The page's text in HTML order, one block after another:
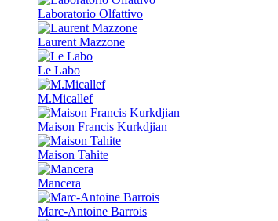
Laboratorio Olfattivo
Laurent Mazzone
Le Labo
M.Micallef
Maison Francis Kurkdjian
Maison Tahite
Mancera
Marc-Antoine Barrois